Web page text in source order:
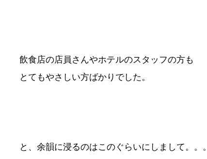
飲食店の店員さんやホテルのスタッフの方も
とてもやさしい方ばかりでした。
と、余韻に浸るのはこのぐらいにしまして。。。